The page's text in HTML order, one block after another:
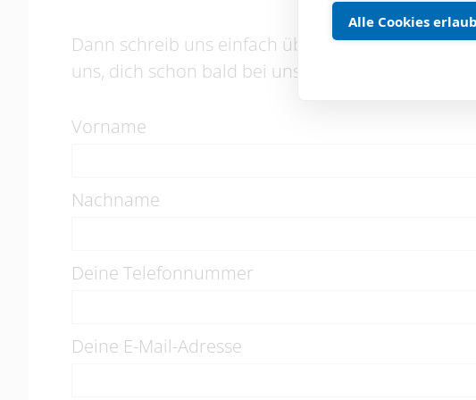
Alle Cookies
Dann schreib uns einfach über das Formular –
uns, dich schon bald bei uns willkommen zu
Vorname
Nachname
Deine Telefonnummer
Deine E-Mail-Adresse